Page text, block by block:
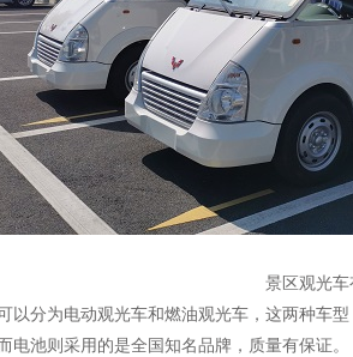
景区观光
以分为电动观光车和燃油观光车，这两种车
电池则采用的是全国知名品牌，质量有保证。